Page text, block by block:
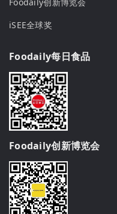
iSEE全球奖
Foodaily每日食品
Foodaily创新博览会